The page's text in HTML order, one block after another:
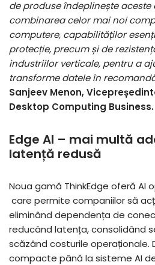
de produse îndeplinește aceste
combinarea celor mai noi
computere, capabilităților
protecție, precum și de
industriilor verticale, pentru a
transforme datele în
Sanjeev Menon,
Desktop Computing Business.
Edge AI – mai multă
latență redusă
Noua gamă ThinkEdge oferă AI
care permite companiilor să
eliminând dependența de
reducând latența, consolidând
scăzând costurile operaționale.
compacte până la sisteme AI